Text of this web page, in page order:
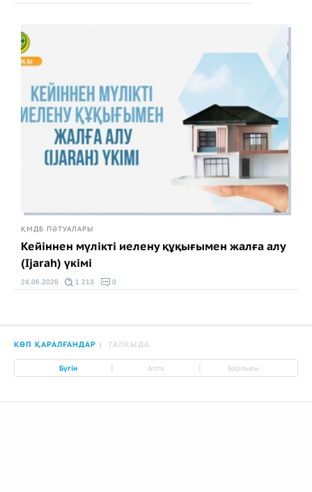
ҚМДБ ПӘТУАЛАРЫ
Кейіннен мүлікті иелену құқығымен жалға алу
(Ijarah) үкімі
24.06.2026 1 213 0
КӨП ҚАРАЛҒАНДАР ТАЛҚЫДА
Бүгін Апта Барлығы